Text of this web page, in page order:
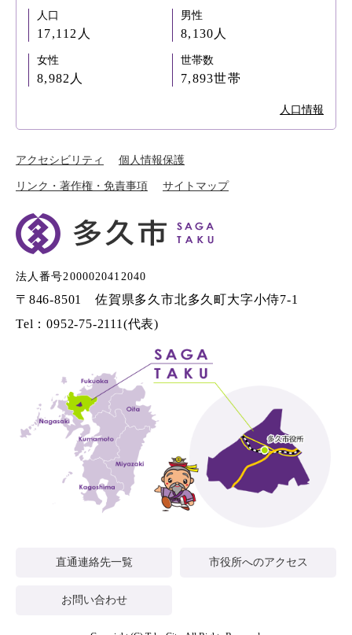
人口
17,112人
男性
8,130人
女性
8,982人
世帯数
7,893世帯
人口情報
アクセシビリティ 個人情報保護
リンク・著作権・免責事項 サイトマップ
法人番号2000020412040
〒846-8501 佐賀県多久市北多久町大字小侍7-1
Tel：0952-75-2111(代表)
直通連絡先一覧 市役所へのアクセス
お問い合わせ